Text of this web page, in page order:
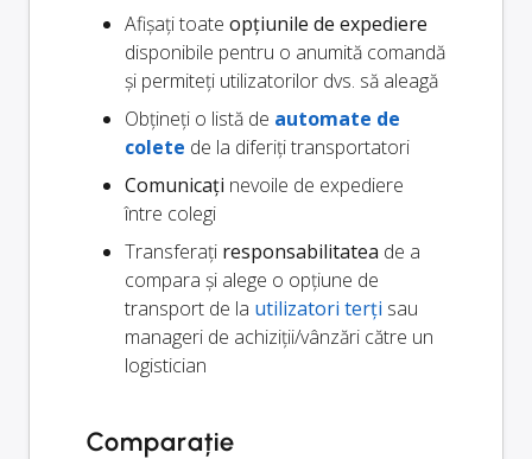
Afișați toate opțiunile de expediere
disponibile pentru o anumită comandă
și permiteți utilizatorilor dvs. să aleagă
Obțineți o listă de automate de
colete de la diferiți transportatori
Comunicați nevoile de expediere
între colegi
Transferați responsabilitatea de a
compara și alege o opțiune de
transport de la utilizatori terți sau
manageri de achiziții/vânzări către un
logistician
Comparație